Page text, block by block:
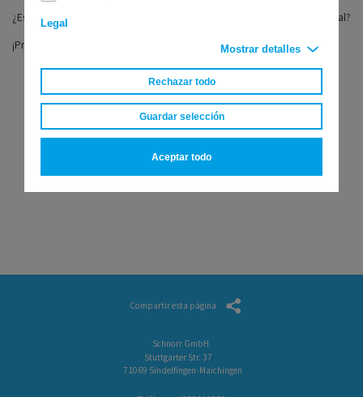
Legal
Mostrar detalles
Rechazar todo
Guardar selección
Aceptar todo
¿Está interesado/a en desafíos atractivos y experiencias a nivel internacional?
¡Presente ahora su solicitud para Alemania!
Compartir esta página
Schnorr GmbH
Stuttgarter Str. 37
71069 Sindelfingen-Maichingen